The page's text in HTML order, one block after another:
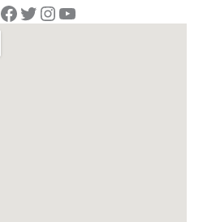
Facebook
Twitter
Instagram
YouTube